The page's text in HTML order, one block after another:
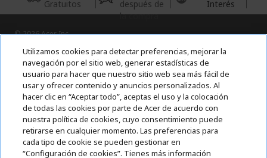
Gratuitos
después de
la compra
Interés
© 2026 Acer Inc.
CPYou BV es el vendedor y distribuidor autorizado de los
productos y servicios ofrecidos en esta tienda.
Incluida la aportación para la gestión de RAEES, según RD.
110/2015, inscrita en el RII-AEE Nº 7573; de pilas y baterías, según
RD. 106/2008, inscrita en el RII-PYA Nº 2180. Adherida a los
sistemas integrales de gestión de ecopilas y ecoembes.
Utilizamos cookies para detectar preferencias, mejorar la
navegación por el sitio web, generar estadísticas de
usuario para hacer que nuestro sitio web sea más fácil de
usar y ofrecer contenido y anuncios personalizados. Al
hacer clic en “Aceptar todo”, aceptas el uso y la colocación
de todas las cookies por parte de Acer de acuerdo con
nuestra política de cookies, cuyo consentimiento puede
retirarse en cualquier momento. Las preferencias para
cada tipo de cookie se pueden gestionar en
“Configuración de cookies”. Tienes más información